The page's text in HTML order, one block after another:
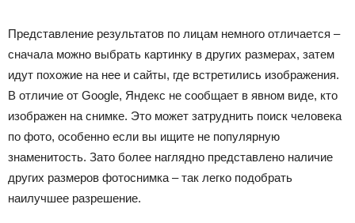
Представление результатов по лицам немного отличается –
сначала можно выбрать картинку в других размерах, затем
идут похожие на нее и сайты, где встретились изображения.
В отличие от Google, Яндекс не сообщает в явном виде, кто
изображен на снимке. Это может затруднить поиск человека
по фото, особенно если вы ищите не популярную
знаменитость. Зато более наглядно представлено наличие
других размеров фотоснимка – так легко подобрать
наилучшее разрешение.